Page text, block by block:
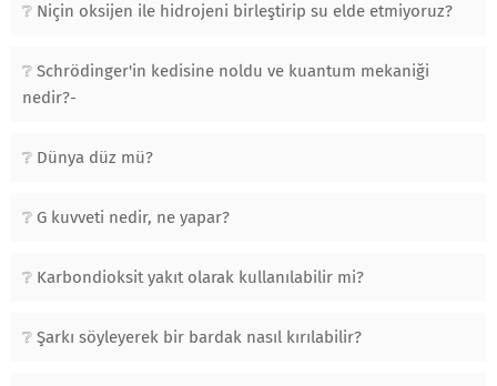
Niçin oksijen ile hidrojeni birleştirip su elde etmiyoruz?
Schrödinger'in kedisine noldu ve kuantum mekaniği
nedir?-
Dünya düz mü?
G kuvveti nedir, ne yapar?
Karbondioksit yakıt olarak kullanılabilir mi?
Şarkı söyleyerek bir bardak nasıl kırılabilir?